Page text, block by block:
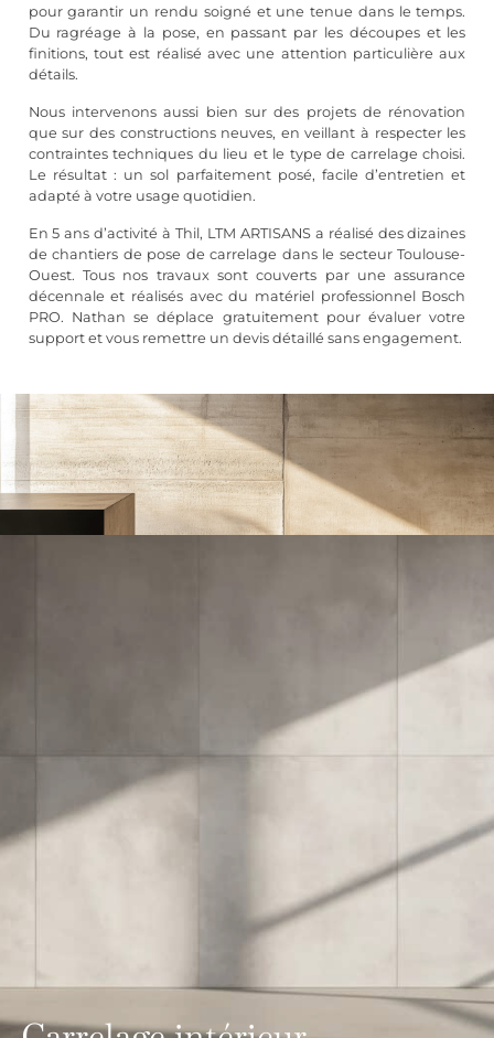
pour garantir un rendu soigné et une tenue dans le temps.
Du ragréage à la pose, en passant par les découpes et les
finitions, tout est réalisé avec une attention particulière aux
détails.
Nous intervenons aussi bien sur des projets de rénovation
que sur des constructions neuves, en veillant à respecter les
contraintes techniques du lieu et le type de carrelage choisi.
Le résultat : un sol parfaitement posé, facile d’entretien et
adapté à votre usage quotidien.
En 5 ans d’activité à Thil, LTM ARTISANS a réalisé des dizaines
de chantiers de pose de carrelage dans le secteur Toulouse-
Ouest. Tous nos travaux sont couverts par une assurance
décennale et réalisés avec du matériel professionnel Bosch
PRO. Nathan se déplace gratuitement pour évaluer votre
support et vous remettre un devis détaillé sans engagement.